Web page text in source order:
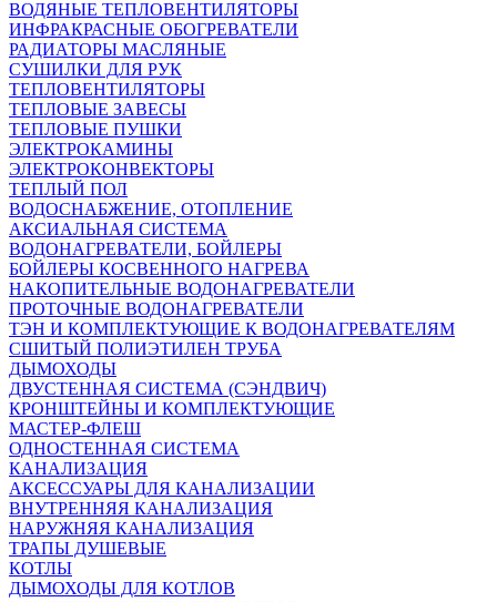
ВОДЯНЫЕ ТЕПЛОВЕНТИЛЯТОРЫ
ИНФРАКРАСНЫЕ ОБОГРЕВАТЕЛИ
РАДИАТОРЫ МАСЛЯНЫЕ
СУШИЛКИ ДЛЯ РУК
ТЕПЛОВЕНТИЛЯТОРЫ
ТЕПЛОВЫЕ ЗАВЕСЫ
ТЕПЛОВЫЕ ПУШКИ
ЭЛЕКТРОКАМИНЫ
ЭЛЕКТРОКОНВЕКТОРЫ
ТЕПЛЫЙ ПОЛ
ВОДОСНАБЖЕНИЕ, ОТОПЛЕНИЕ
АКСИАЛЬНАЯ СИСТЕМА
ВОДОНАГРЕВАТЕЛИ, БОЙЛЕРЫ
БОЙЛЕРЫ КОСВЕННОГО НАГРЕВА
НАКОПИТЕЛЬНЫЕ ВОДОНАГРЕВАТЕЛИ
ПРОТОЧНЫЕ ВОДОНАГРЕВАТЕЛИ
ТЭН И КОМПЛЕКТУЮЩИЕ К ВОДОНАГРЕВАТЕЛЯМ
СШИТЫЙ ПОЛИЭТИЛЕН ТРУБА
ДЫМОХОДЫ
ДВУСТЕННАЯ СИСТЕМА (СЭНДВИЧ)
КРОНШТЕЙНЫ И КОМПЛЕКТУЮЩИЕ
МАСТЕР-ФЛЕШ
ОДНОСТЕННАЯ СИСТЕМА
КАНАЛИЗАЦИЯ
АКСЕССУАРЫ ДЛЯ КАНАЛИЗАЦИИ
ВНУТРЕННЯЯ КАНАЛИЗАЦИЯ
НАРУЖНЯЯ КАНАЛИЗАЦИЯ
ТРАПЫ ДУШЕВЫЕ
КОТЛЫ
ДЫМОХОДЫ ДЛЯ КОТЛОВ